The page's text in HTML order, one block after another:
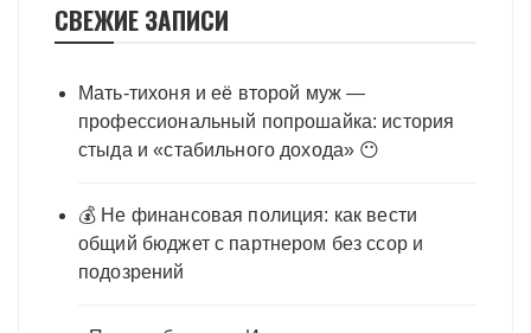
СВЕЖИЕ ЗАПИСИ
Мать-тихоня и её второй муж —
профессиональный попрошайка: история
стыда и «стабильного дохода» 😶
💰 Не финансовая полиция: как вести
общий бюджет с партнером без ссор и
подозрений